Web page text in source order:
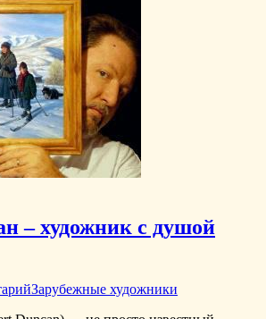
– художник с душой
Зарубежные художники